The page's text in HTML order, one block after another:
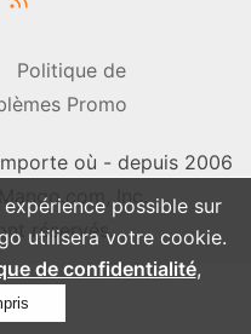
possible sur
utilisera votre cookie.
de confidentialité,
Politique de
Promo
où - depuis 2006
Inc.
réservés.